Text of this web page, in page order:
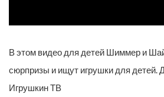
В этом видео для детей Шиммер и
сюрпризы и ищут игрушки для детей.
Игрушкин ТВ